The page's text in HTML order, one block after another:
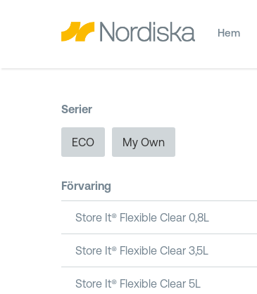
Hem
Serier
ECO My Own
Förvaring
Store It® Flexible Clear 0,8L
Store It® Flexible Clear 3,5L
Store It® Flexible Clear 5L